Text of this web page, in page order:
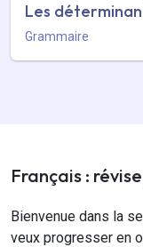
Les
Grammaire
Français :
Bienvenue dans la
veux progresser en